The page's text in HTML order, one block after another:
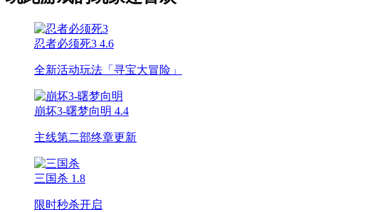
忍者必须死3 4.6
全新活动玩法「寻宝大冒险」
崩坏3-曙梦向明 4.4
主线第二部终章更新
三国杀 1.8
限时秒杀开启